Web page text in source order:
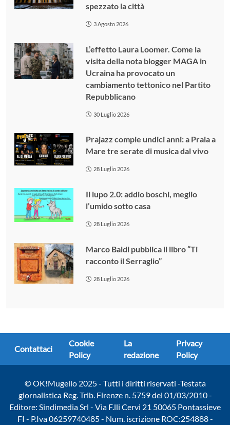
spezzato la città
3 Agosto 2026
L’effetto Laura Loomer. Come la
visita della nota blogger MAGA in
Ucraina ha provocato un
cambiamento tettonico nel Partito
Repubblicano
30 Luglio 2026
Prajazz compie undici anni: a Praia a
Mare tre serate di musica dal vivo
28 Luglio 2026
Il lupo 2.0: addio boschi, meglio
l’umido sotto casa
28 Luglio 2026
Marco Baldi pubblica il libro “Ti
racconto il Serraglio”
28 Luglio 2026
Contattaci
Cookie
Policy
La
redazione
Privacy
Policy
© OK!Mugello 2025 - Tutti i diritti riservati -Testata
giornalistica Reg. Trib. Firenze n. 5759 del 01/03/2010 -
Editore: Sindimedia Srl - Via F.lli Cervi 21 50065 Pontassieve
FI - P.Iva 06259740485 - Num. iscrizione ROC:254888 -